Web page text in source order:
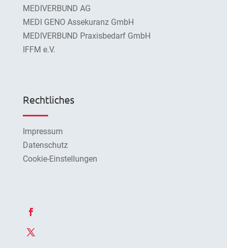
MEDIVERBUND AG
MEDI GENO Assekuranz GmbH
MEDIVERBUND Praxisbedarf GmbH
IFFM e.V.
Rechtliches
Impressum
Datenschutz
Cookie-Einstellungen